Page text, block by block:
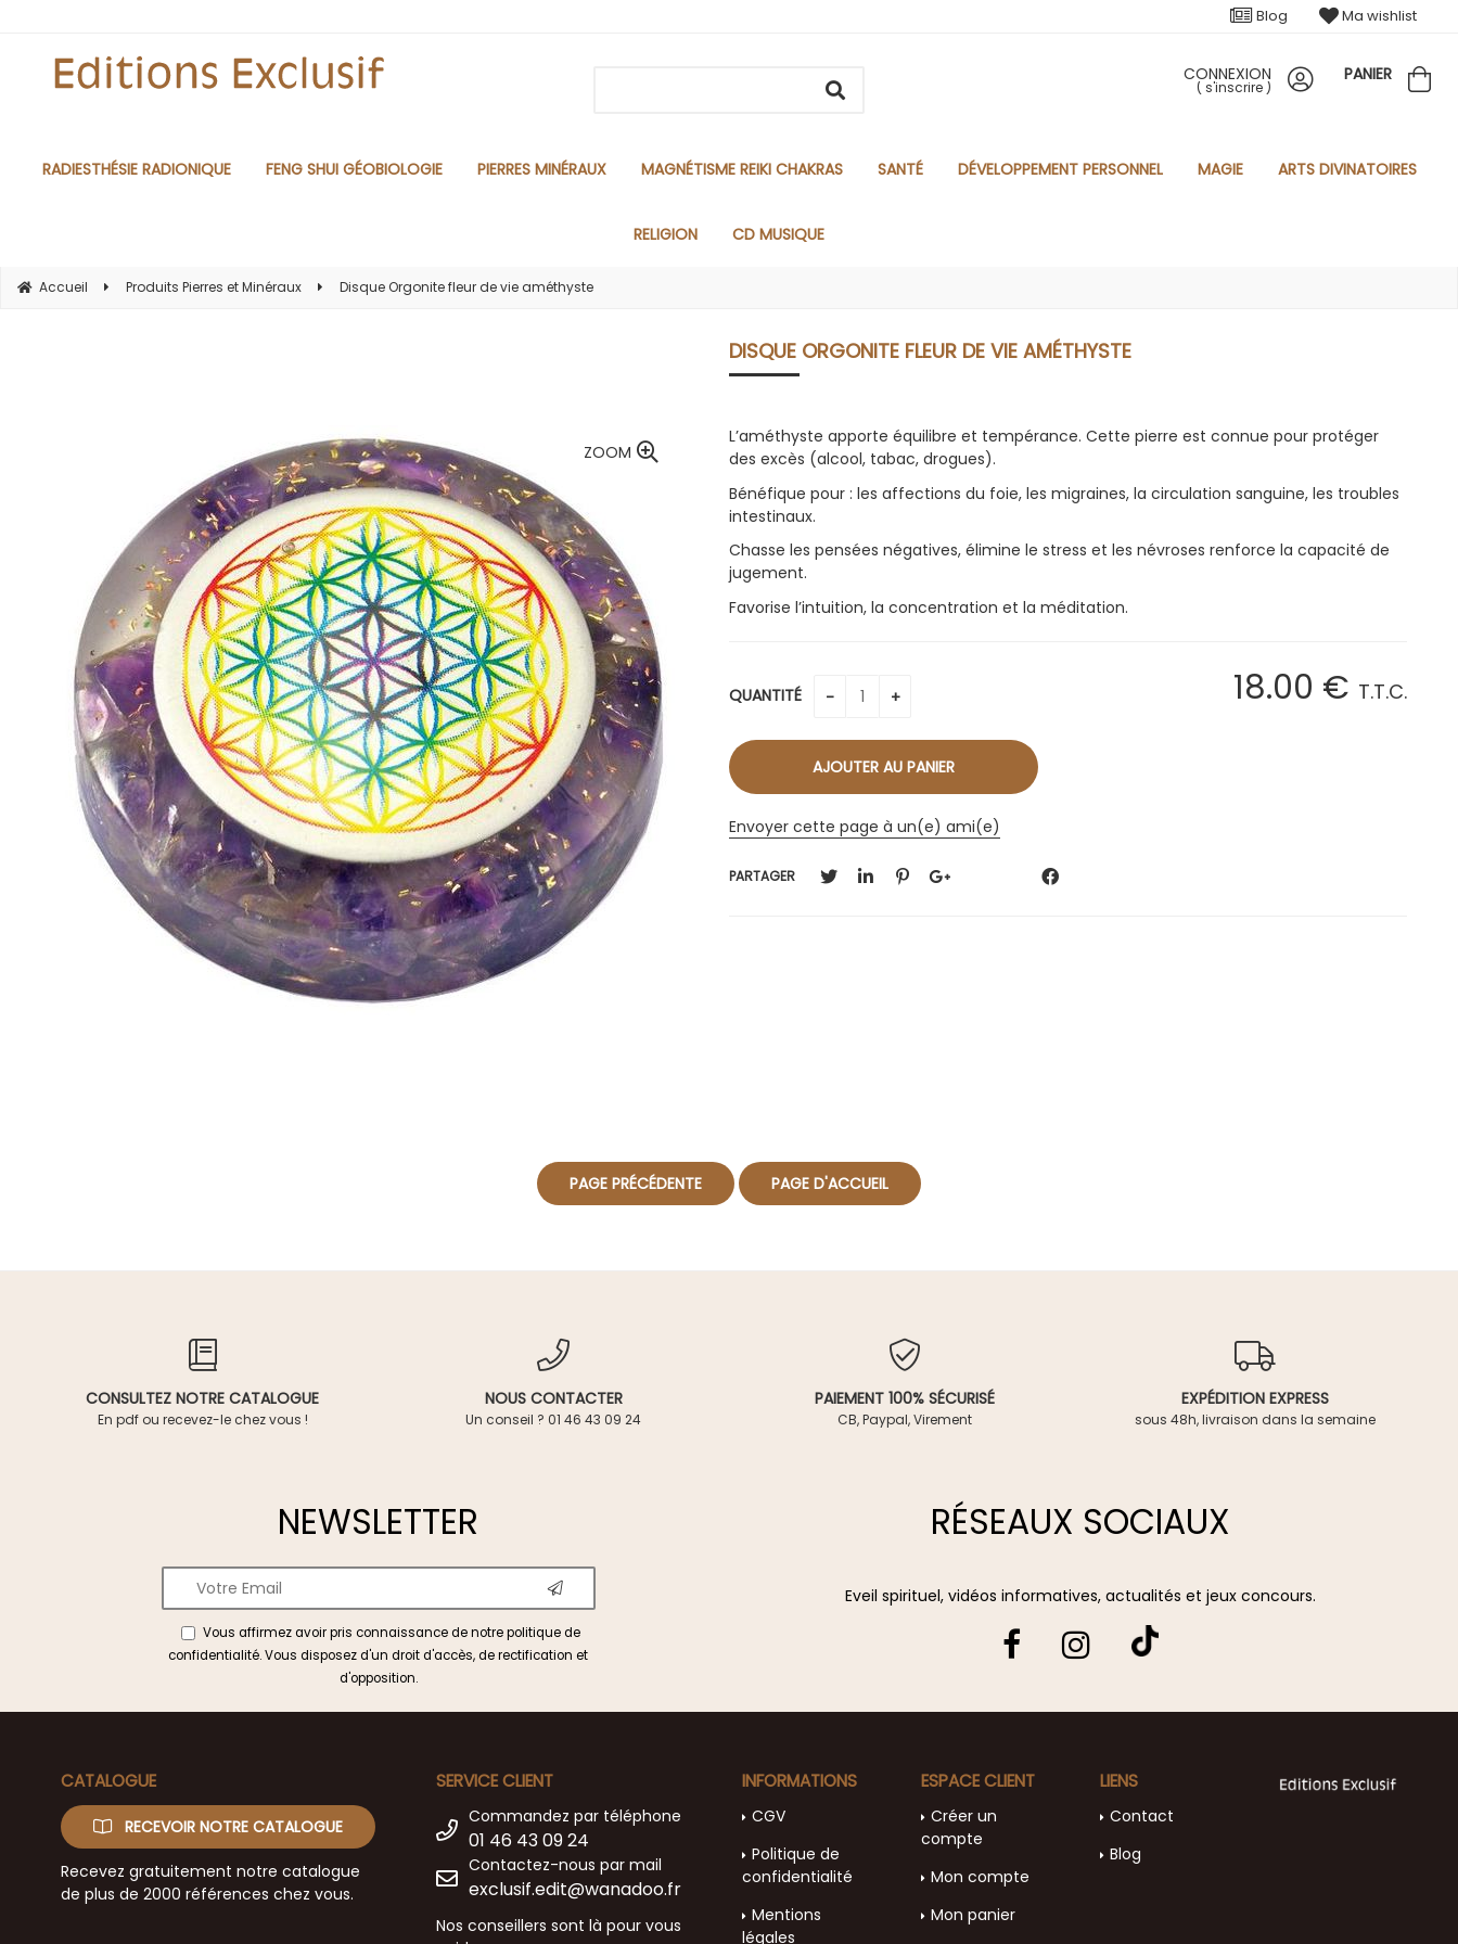
CONNEXION
( s'inscrire )
PANIER
RADIESTHÉSIE RADIONIQUE FENG SHUI GÉOBIOLOGIE PIERRES MINÉRAUX MAGNÉTISME REIKI CHAKRAS SANTÉ DÉVELOPPEMENT PERSONNEL MAGIE ARTS DIVINATOIRES
RELIGION CD MUSIQUE
Accueil Produits Pierres et Minéraux Disque Orgonite fleur de vie améthyste
DISQUE ORGONITE FLEUR DE VIE AMÉTHYSTE
ZOOM
L’améthyste apporte équilibre et tempérance. Cette pierre est connue pour protéger
des excès (alcool, tabac, drogues).
Bénéfique pour : les affections du foie, les migraines, la circulation sanguine, les troubles
intestinaux.
Chasse les pensées négatives, élimine le stress et les névroses renforce la capacité de
jugement.
Favorise l’intuition, la concentration et la méditation.
18.00 € T.T.C.
QUANTITÉ
Envoyer cette page à un(e) ami(e)
PARTAGER
Blog Ma wishlist
CONSULTEZ NOTRE CATALOGUE
En pdf ou recevez-le chez vous !
NOUS CONTACTER
Un conseil ? 01 46 43 09 24
PAIEMENT 100% SÉCURISÉ
CB, Paypal, Virement
EXPÉDITION EXPRESS
sous 48h, livraison dans la semaine
NEWSLETTER
Vous affirmez avoir pris connaissance de notrepolitique de
confidentialité. Vous disposez d'un droit d'accès, de rectification et
d'opposition.
RÉSEAUX SOCIAUX
Eveil spirituel, vidéos informatives, actualités et jeux concours.
CATALOGUE
RECEVOIR NOTRE CATALOGUE
Recevez gratuitement notre catalogue
de plus de 2000 références chez vous.
SERVICE CLIENT
Commandez par téléphone
01 46 43 09 24
Contactez-nous par mail
exclusif.edit@wanadoo.fr
Nos conseillers sont là pour vous
INFORMATIONS
CGV
Politique de
confidentialité
Mentions
légales
LIENS
Contact
Blog
ESPACE CLIENT
Créer un
compte
Mon compte
Mon panier